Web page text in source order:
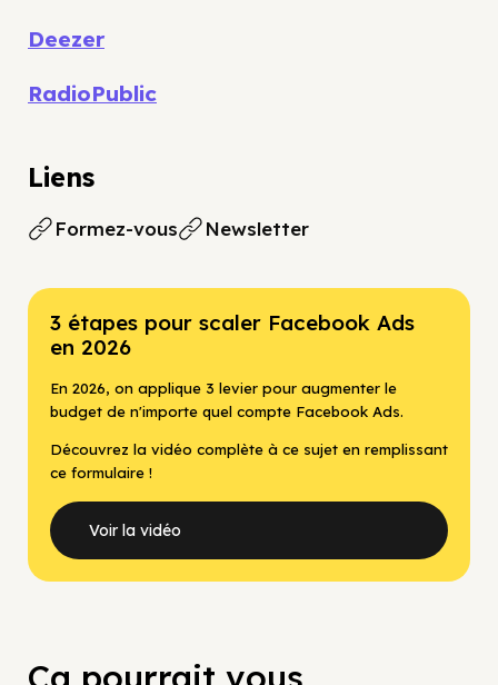
Deezer
RadioPublic
Liens
Formez-vous Newsletter
3 étapes pour scaler Facebook Ads
en 2026
En 2026, on applique 3 levier pour augmenter le
budget de n'importe quel compte Facebook Ads.
Découvrez la vidéo complète à ce sujet en remplissant
ce formulaire !
Voir la vidéo